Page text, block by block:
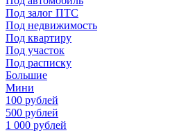
Под залог ПТС
Под недвижимость
Под квартиру
Под участок
Под расписку
Большие
Мини
100 рублей
500 рублей
1 000 рублей